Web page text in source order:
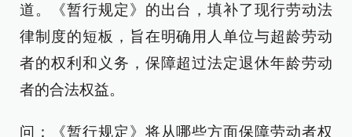
道。《暂行规定》的出台，填补了现行劳动法
律制度的短板，旨在明确用人单位与超龄劳动
者的权利和义务，保障超过法定退休年龄劳动
者的合法权益。
问：《暂行规定》将从哪些方面保障劳动者权